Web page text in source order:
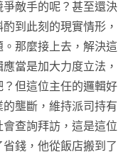
敵手的呢？甚至還決
到此刻的現實情形，
那麼接上去，解決這
當是加大力度立法，
但這位主任的邏輯好
壟斷，維持派司持有
查詢拜訪，這是這位
錢，他從飯店搬到了